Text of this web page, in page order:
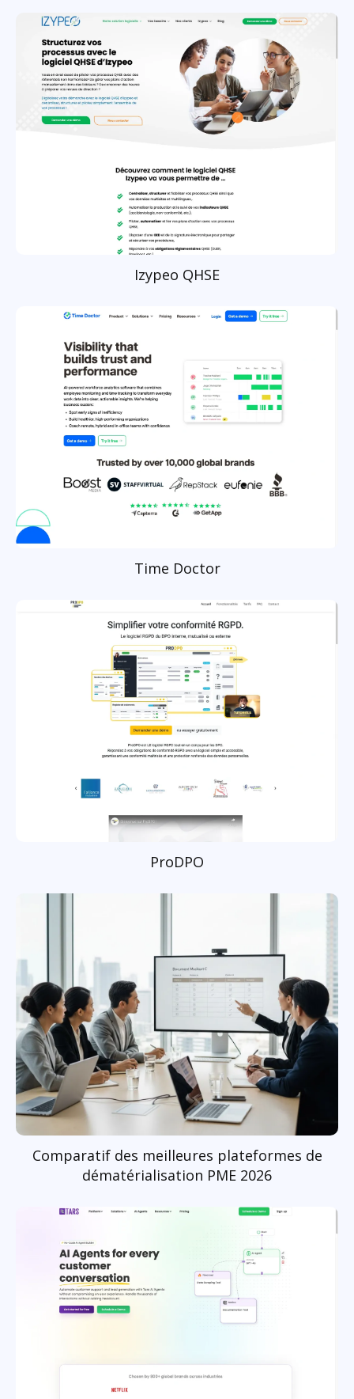
Izypeo QHSE
Time Doctor
ProDPO
Comparatif des meilleures plateformes de
dématérialisation PME 2026